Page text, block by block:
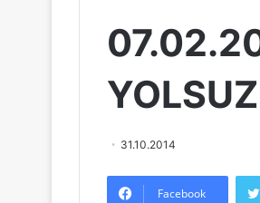
31.10.2014
Facebook